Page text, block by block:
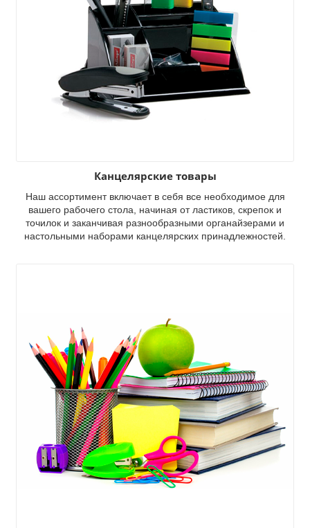
Канцелярские товары
Наш ассортимент включает в себя все необходимое для
вашего рабочего стола, начиная от ластиков, скрепок и
точилок и заканчивая разнообразными органайзерами и
настольными наборами канцелярских принадлежностей.